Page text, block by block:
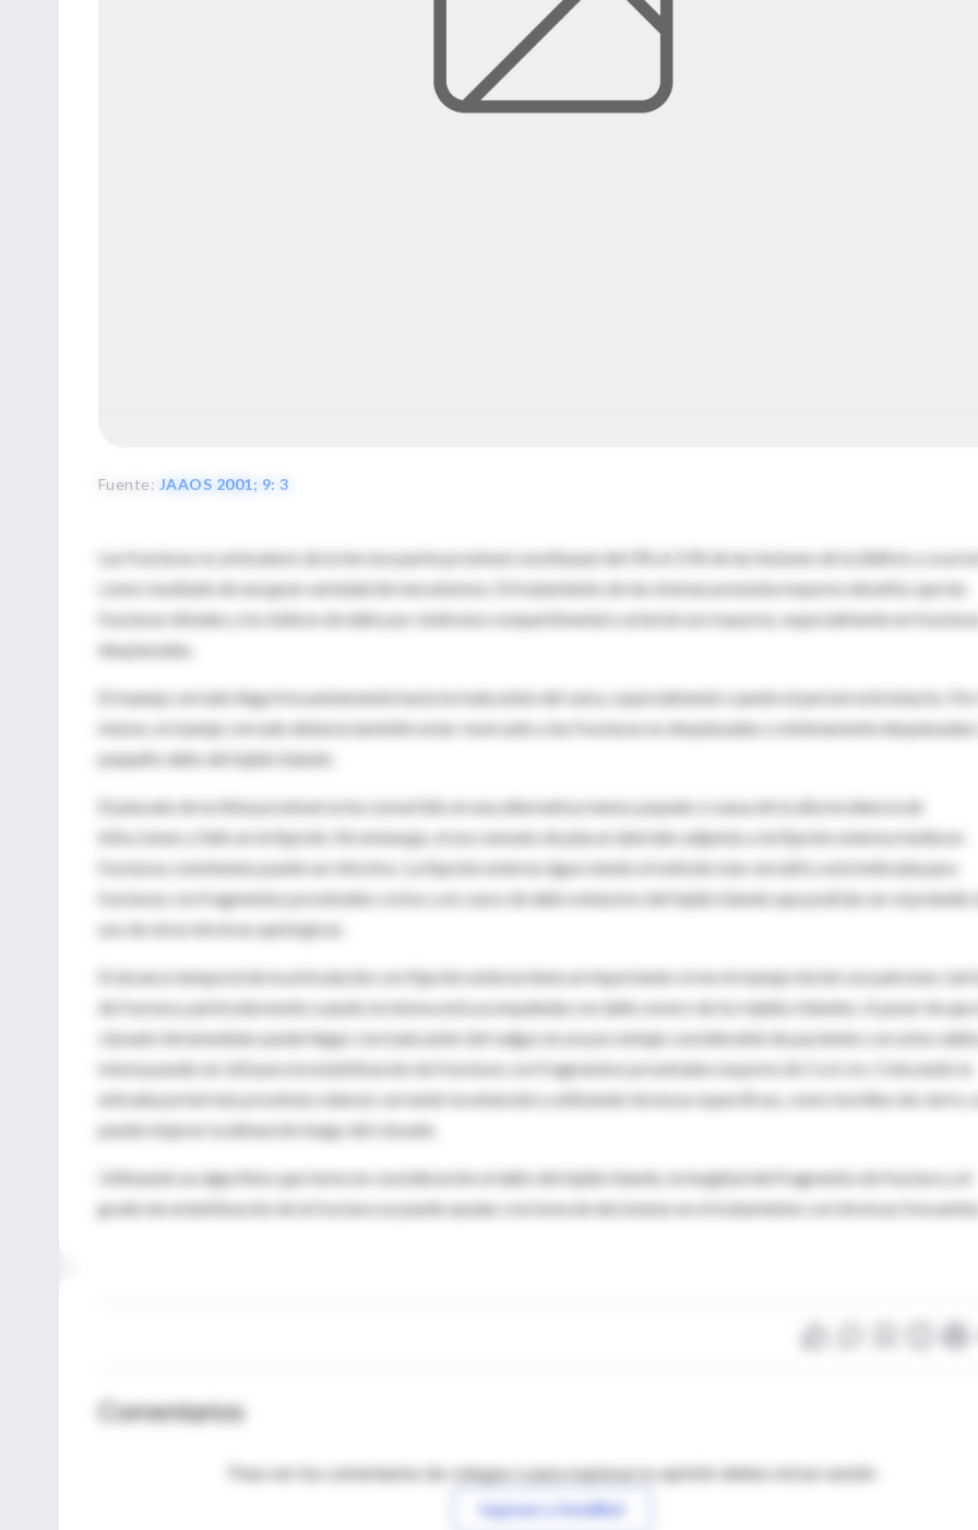
Fuente: JAAOS 2001; 9: 3
Las fracturas no articulares de la tercera parte proximal constituyen del 5% al 11% de las lesiones de la diáfisis y ocurren
como resultado de una gran variedad de mecanismos. El tratamiento de las mismas presenta mayores desafíos que las
fracturas distales y los índices de daño por sindrome compartimental y arterial son mayores, especialmente en fracturas
desplazadas.
El manejo cerrado llega frecuentemente hasta la mala unión del varus, especialmente cuando el peroné está intacto. Por
mismo, el manejo cerrado debería también estar reservado a las fracturas no desplazadas o mínimamente desplazadas
pequeño daño del tejido blando.
El placado de la tibia proximal se ha convertido en una alternativa menos popular a causa de la alta incidencia de
infecciones y fallo en la fijación. Sin embargo, el uso sensato de placas laterales adjuntas a la fijación externa media en
fracturas conminutas puede ser efectivo. La fijación externa sigue siendo el método más versátil y está indicada para
fracturas con fragmentos proximales cortos y en casos de daño extensivo del tejido blando que podrían ser el preludio
uso de otras técnicas quirúrgicas.
El alcance temporal de la articulación con fijación externa tiene un importante rol en el manejo inicial con patrones
de fractura, particularmente cuando la misma está acompañada con daño severo de los tejidos blandos. A pesar de que
clavado intramedular puede llegar a la mala unión del valgus en un porcentaje considerable de pacientes con estos
misma puede ser útil para la estabilización de fracturas con fragmentos proximales mayores de 5 a 6 cm. Colocando la
entrada portal más proximal y lateral, cerrando la extensión y utilizando técnicas específicas, como tornillos de cierre,
puede mejorar la alineación luego del clavado.
Utilizando un algoritmo que tome en consideración el daño del tejido blando, la longitud del fragmento de fractura y el
grado de estabilización de la fractura se puede ayudar a la toma de decisiones en el tratamiento con técnicas frecuentes.
Comentarios
Para ver los comentarios de colegas o para expresar tu opinión debes iniciar sesión
Ingresar a IntraMed